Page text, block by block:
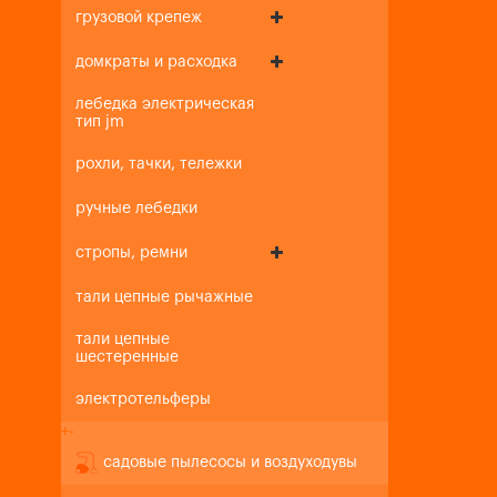
грузовой крепеж
домкраты и расходка
лебедка электрическая
тип jm
рохли, тачки, тележки
ручные лебедки
стропы, ремни
тали цепные рычажные
тали цепные
шестеренные
электротельферы
+-
садовые пылесосы и воздуходувы